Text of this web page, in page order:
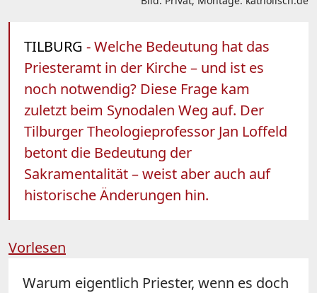
TILBURG - Welche Bedeutung hat das
Priesteramt in der Kirche – und ist es
noch notwendig? Diese Frage kam
zuletzt beim Synodalen Weg auf. Der
Tilburger Theologieprofessor Jan Loffeld
betont die Bedeutung der
Sakramentalität – weist aber auch auf
historische Änderungen hin.
Vorlesen
Warum eigentlich Priester, wenn es doch